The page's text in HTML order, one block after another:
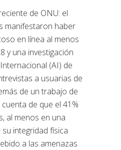
de ONU: el
manifestaron haber
en línea al menos
y una investigación
(AI) de
a usuarias de
de un trabajo de
de que el 41%
al menos en una
integridad física
a las amenazas